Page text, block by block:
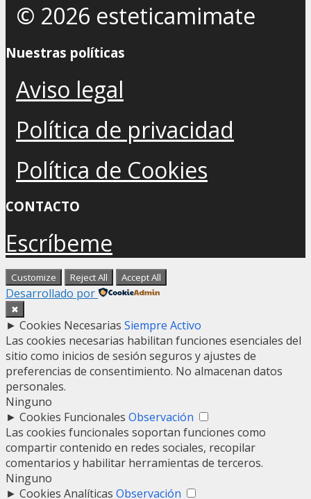
© 2026 esteticamimate
Nuestras políticas
Aviso legal
Política de privacidad
Política de Cookies
CONTACTO
Escríbeme
Customize Reject All Accept All
Desarrollado por
✖
► Cookies Necesarias Siempre Activo
Las cookies necesarias habilitan funciones esenciales del
sitio como inicios de sesión seguros y ajustes de
preferencias de consentimiento. No almacenan datos
personales.
Ninguno
► Cookies Funcionales Observación
Las cookies funcionales soportan funciones como
compartir contenido en redes sociales, recopilar
comentarios y habilitar herramientas de terceros.
Ninguno
► Cookies Analíticas Observación